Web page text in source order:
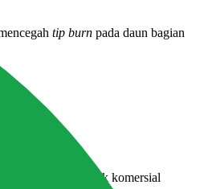
tip burn pada daun bagian
petani hidroponik komersial